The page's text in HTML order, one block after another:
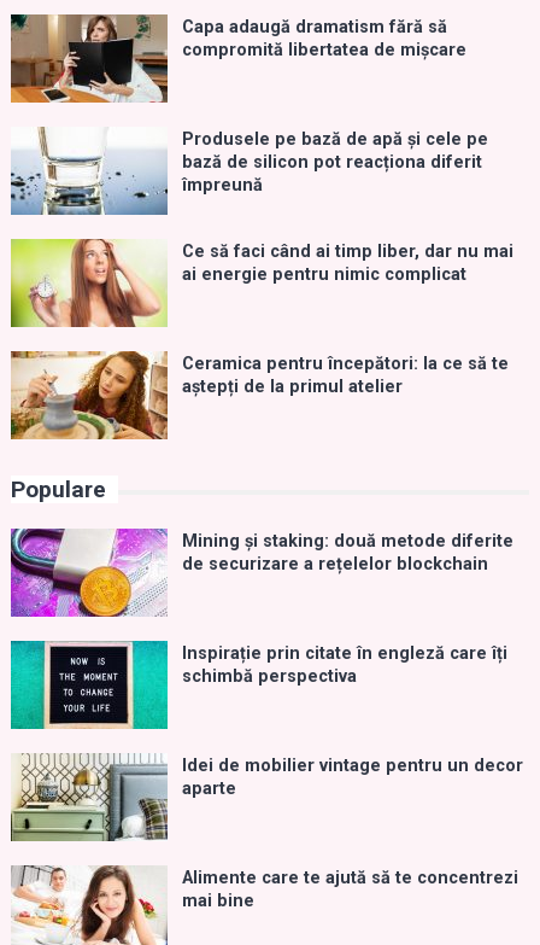
Capa adaugă dramatism fără să
compromită libertatea de mișcare
Produsele pe bază de apă și cele pe
bază de silicon pot reacționa diferit
împreună
Ce să faci când ai timp liber, dar nu mai
ai energie pentru nimic complicat
Ceramica pentru începători: la ce să te
aștepți de la primul atelier
Populare
Mining și staking: două metode diferite
de securizare a rețelelor blockchain
Inspirație prin citate în engleză care îți
schimbă perspectiva
Idei de mobilier vintage pentru un decor
aparte
Alimente care te ajută să te concentrezi
mai bine